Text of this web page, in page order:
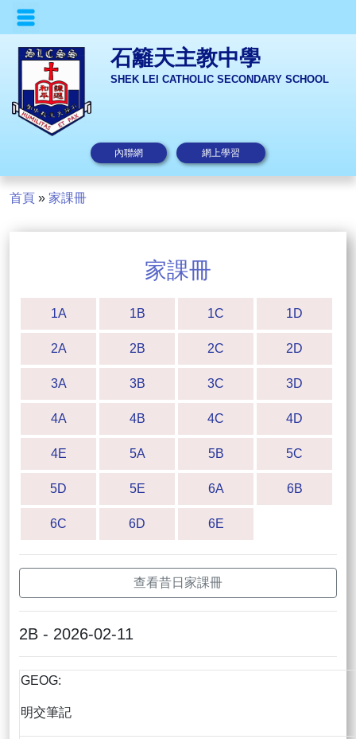
石籬天主教中學
SHEK LEI CATHOLIC SECONDARY SCHOOL
內聯網 網上學習
首頁 » 家課冊
家課冊
1A 1B 1C 1D
2A 2B 2C 2D
3A 3B 3C 3D
4A 4B 4C 4D
4E 5A 5B 5C
5D 5E 6A 6B
6C 6D 6E
查看昔日家課冊
2B - 2026-02-11
GEOG:
明交筆記